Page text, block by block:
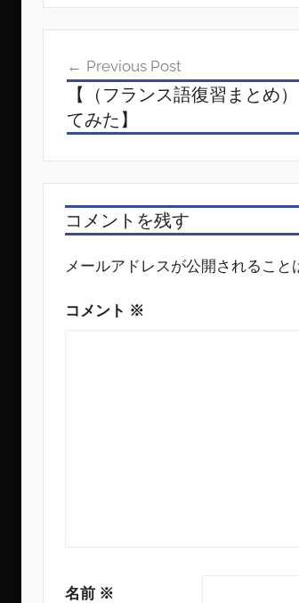
シ
Previous Post
【（フランス語復習まとめ
てみた】
コメントを残す
メールアドレスが公開されること
コメント ※
名前 ※